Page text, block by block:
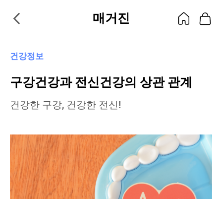
매거진
건강정보
구강건강과 전신건강의 상관 관계
건강한 구강, 건강한 전신!